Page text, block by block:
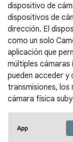
dispositivo de
dispositivos de
dirección. El
como un solo
aplicación que
múltiples cámaras
pueden acceder
transmisiones,
cámara física